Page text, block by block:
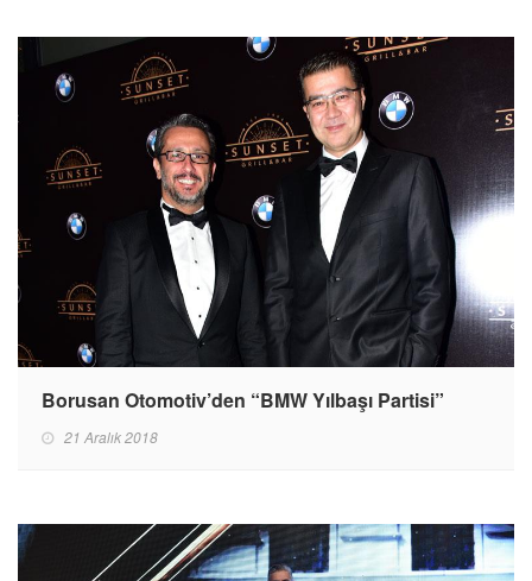
Borusan Otomotiv’den “BMW Yılbaşı Partisi”
21 Aralık 2018